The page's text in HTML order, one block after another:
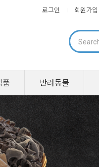
로그인 회원가입
품 반려동물